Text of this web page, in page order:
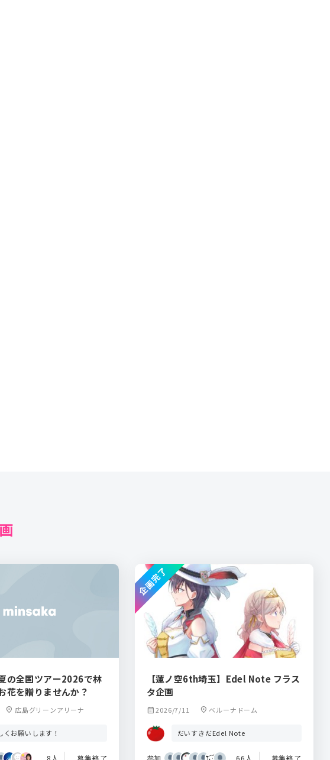
の全国ツアー2026で林
花を贈りませんか？
location_on 広島グリーンアリーナ
くお願いします！
【蓮ノ空6th埼玉】Edel Note フラス
タ企画
calendar_month2026/7/11 location_on ベルーナドーム
だいすきだEdel Note
企画完了